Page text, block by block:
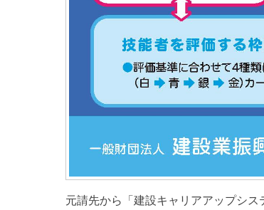
元請先から「建設キャリアアップシ